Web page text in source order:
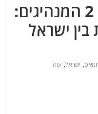
מאחורי הנתק בין 2 המנהיגים:
ישראל
, ישראל,עזה